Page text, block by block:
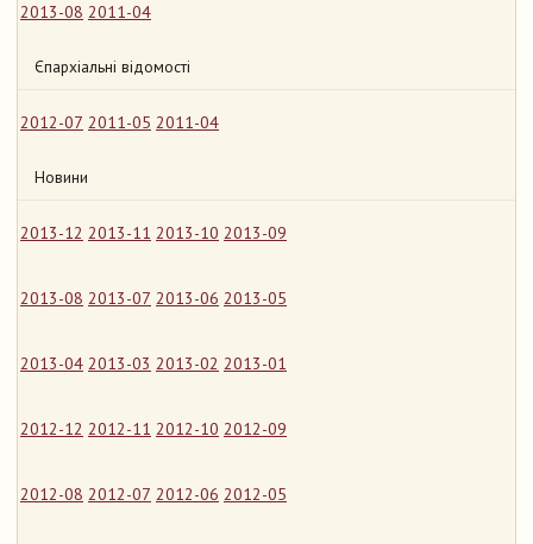
2013-08 2011-04
Єпархіальні відомості
2012-07 2011-05 2011-04
Новини
2013-12 2013-11 2013-10 2013-09
2013-08 2013-07 2013-06 2013-05
2013-04 2013-03 2013-02 2013-01
2012-12 2012-11 2012-10 2012-09
2012-08 2012-07 2012-06 2012-05